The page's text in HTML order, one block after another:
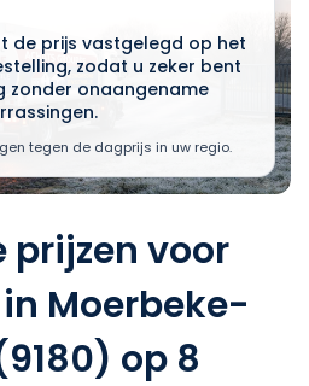
de prijs vastgelegd op het
zodat u zeker bent
zonder onaangename
tegen de dagprijs in uw regio.
prijzen voor
Moerbeke-
op 8